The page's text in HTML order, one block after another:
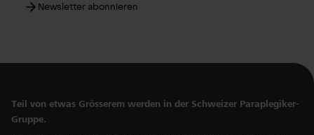
Newsletter abonnieren
Teil von etwas Grösserem werden in der Schweizer Paraplegiker-
Gruppe.